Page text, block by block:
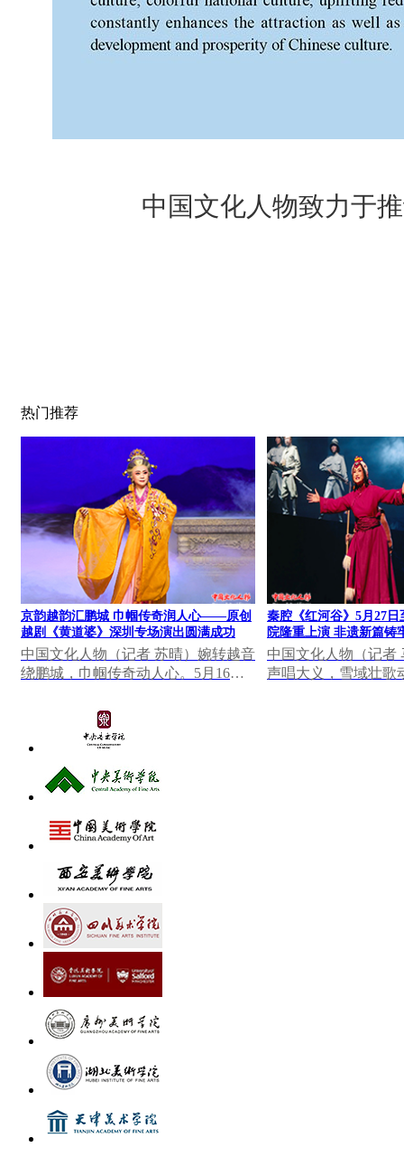
中国文化人物致力于
热门推荐
京韵越韵汇鹏城 巾帼传奇润人心——原创
越剧《黄道婆》深圳专场演出圆满成功
中国文化人物（记者 苏晴）婉转越音
绕鹏城，巾帼传奇动人心。5月16日
座无虚席，北京...
秦腔《红河谷》5月27日
院隆重上演 非遗新篇铸
中国文化人物（记者
声唱大义，雪域壮歌